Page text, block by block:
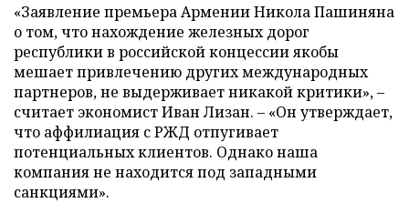
«Заявление премьера Армении Никола Пашиняна
о том, что нахождение железных дорог
республики в российской концессии якобы
мешает привлечению других международных
партнеров, не выдерживает никакой критики», –
считает экономист Иван Лизан. – «Он утверждает,
что аффилиация с РЖД отпугивает
потенциальных клиентов. Однако наша
компания не находится под западными
санкциями».